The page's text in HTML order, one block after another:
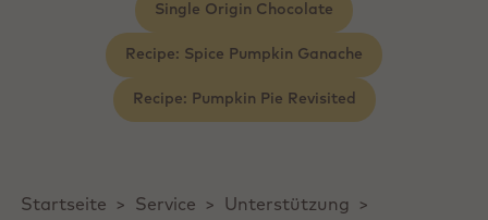
Single Origin Chocolate
Recipe: Spice Pumpkin Ganache
Recipe: Pumpkin Pie Revisited
Startseite > Service > Unterstützung
>